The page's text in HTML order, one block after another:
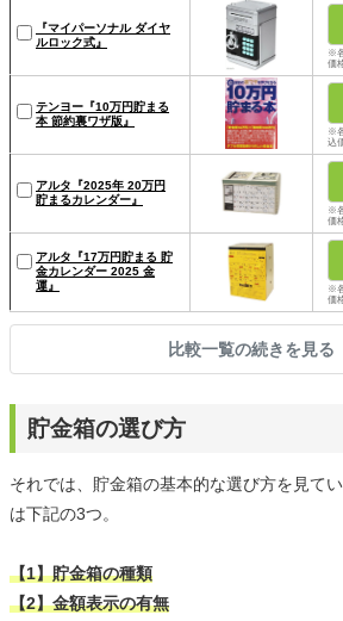
『マイパーソナル ダイヤ
ルロック式』
※
価
テンヨー『10万円貯まる
本 節約裏ワザ版』
※
込
アルタ『2025年 20万円
貯まるカレンダー』
※
価
アルタ『17万円貯まる 貯
金カレンダー 2025 金
運』
※
価
比較一覧の続きを見る
貯金箱の選び方
それでは、貯金箱の基本的な選び方を見て
は下記の3つ。
【1】貯金箱の種類
【2】金額表示の有無